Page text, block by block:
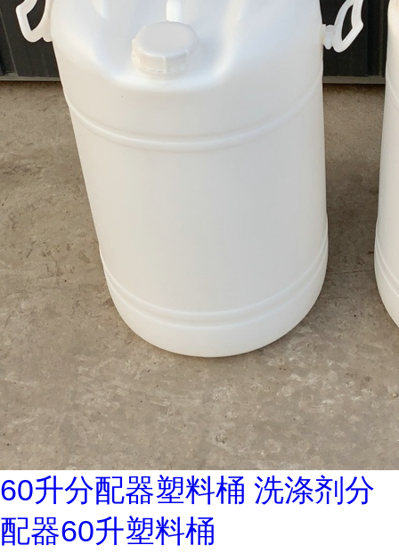
60升分配器塑料桶 洗涤剂分
配器60升塑料桶